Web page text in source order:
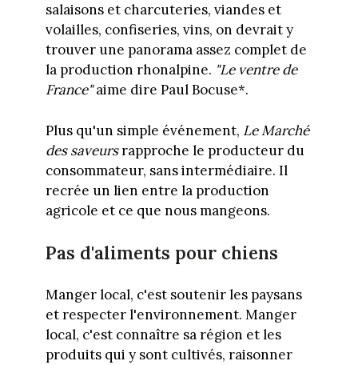
salaisons et charcuteries, viandes et
volailles, confiseries, vins, on devrait y
trouver une panorama assez complet de
la production rhonalpine. "Le ventre de
France"aime dire Paul Bocuse*.
Plus qu'un simple événement, Le Marché
des saveursrapproche le producteur du
consommateur, sans intermédiaire. Il
recrée un lien entre la production
agricole et ce que nous mangeons.
Pas d'aliments pour chiens
Manger local, c'est soutenir les paysans
et respecter l'environnement. Manger
local, c'est connaître sa région et les
produits qui y sont cultivés, raisonner